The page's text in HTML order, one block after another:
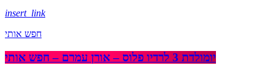
insert_link
חפש אותי
יומולדת 3 לרדיו פלוס – אורן עמרם – חפש אותי